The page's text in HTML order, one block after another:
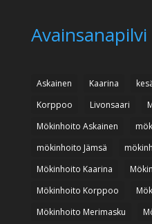
Avainsanapilvi
Askainen Kaarina
Korppoo
Livonsaari
Mökinhoito Askainen
mökinhoito Jämsä
Mökinhoito Kaarina
Mökinhoito Korppoo
Mökinhoito Merimasku